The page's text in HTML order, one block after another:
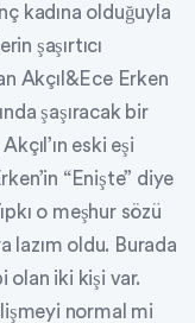
kadına olduğuyla
şaşırtıcı
Akçıl&Ece Erken
şaşıracak bir
eski eşi
“Enişte” diye
o meşhur sözü
lazım oldu. Burada
olan iki kişi var.
normal mi